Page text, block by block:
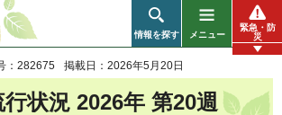
情報を探す メニュー
緊急・防
災
：282675 掲載日：2026年5月20日
状況 2026年 第20週